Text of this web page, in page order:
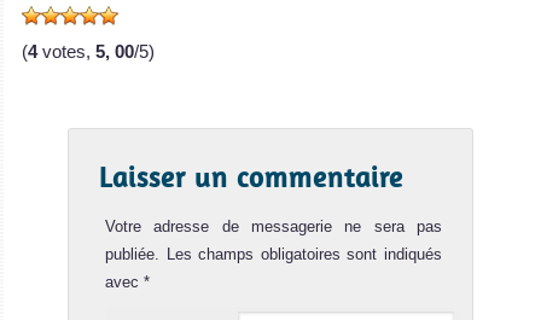
(4votes, 5, 00/5)
Laisser un commentaire
Votre adresse de messagerie ne sera pas
publiée.
Les champs obligatoires sont indiqués
avec*